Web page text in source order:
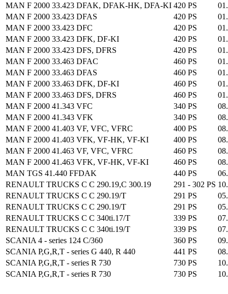
MAN F 2000 33.423 DFAK, DFAK-HK, DFA-KI 420 PS
MAN F 2000 33.423 DFAS
420 PS
MAN F 2000 33.423 DFC
420 PS
MAN F 2000 33.423 DFK, DF-KI
420 PS
MAN F 2000 33.423 DFS, DFRS
420 PS
MAN F 2000 33.463 DFAC
460 PS
MAN F 2000 33.463 DFAS
460 PS
MAN F 2000 33.463 DFK, DF-KI
460 PS
MAN F 2000 33.463 DFS, DFRS
460 PS
MAN F 2000 41.343 VFC
340 PS
MAN F 2000 41.343 VFK
340 PS
MAN F 2000 41.403 VF, VFC, VFRC
400 PS
MAN F 2000 41.403 VFK, VF-HK, VF-KI
400 PS
MAN F 2000 41.463 VF, VFC, VFRC
460 PS
MAN F 2000 41.463 VFK, VF-HK, VF-KI
460 PS
MAN TGS 41.440 FFDAK
440 PS
RENAULT TRUCKS C C 290.19,C 300.19
291 - 302 PS
RENAULT TRUCKS C C 290.19/T
291 PS
RENAULT TRUCKS C C 290.19/T
291 PS
RENAULT TRUCKS C C 340ti.17/T
339 PS
RENAULT TRUCKS C C 340ti.19/T
339 PS
SCANIA 4 - series 124 C/360
360 PS
SCANIA P,G,R,T - series G 440, R 440
441 PS
SCANIA P,G,R,T - series R 730
730 PS
SCANIA P,G,R,T - series R 730
730 PS